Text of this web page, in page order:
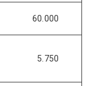
60.000
5.750